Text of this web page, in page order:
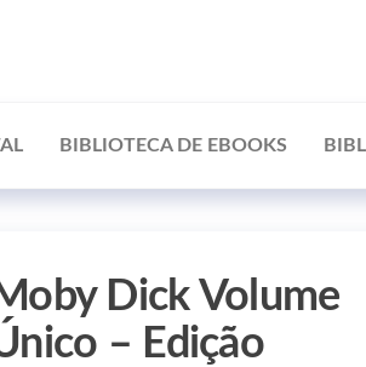
BIBLIOTECA DE EBOOKS
Dick Volume
– Edição